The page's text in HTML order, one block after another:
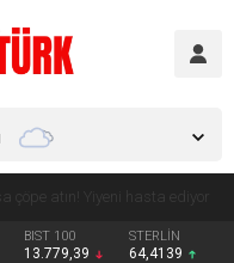
çöpe atın! Yiyeni hasta ediyor
BIST 100
13.779,39
STERLİN
64,4139